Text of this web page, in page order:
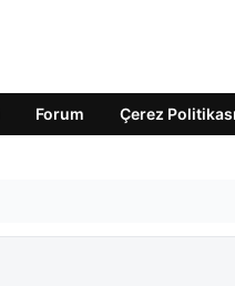
Forum Çerez Politikası